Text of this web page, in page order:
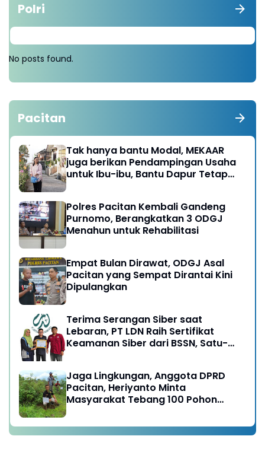
Polri
No posts found.
Pacitan
Tak hanya bantu Modal, MEKAAR
juga berikan Pendampingan Usaha
untuk Ibu-ibu, Bantu Dapur Tetap
Polres Pacitan Kembali Gandeng
Purnomo, Berangkatkan 3 ODGJ
Menahun untuk Rehabilitasi
Empat Bulan Dirawat, ODGJ Asal
Pacitan yang Sempat Dirantai Kini
Dipulangkan
Terima Serangan Siber saat
Lebaran, PT LDN Raih Sertifikat
Keamanan Siber dari BSSN, Satu-
Jaga Lingkungan, Anggota DPRD
Pacitan, Heriyanto Minta
Masyarakat Tebang 100 Pohon